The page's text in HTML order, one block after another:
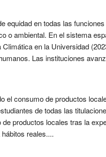
equidad en todas las
o ambiental. En el sistema
en la Universidad
Las instituciones
el consumo de productos
de todas las
productos locales tras la
reales....